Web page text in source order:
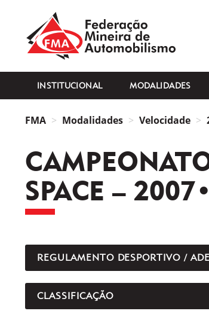
INSTITUCIONAL MODALIDADES
FMA Modalidades Velocidade
SPACE – 2007•
REGULAMENTO DESPORTIVO /
CLASSIFICAÇÃO